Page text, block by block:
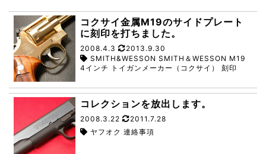
コクサイ金属M19のサイドプレート
に刻印を打ちました。
2008.4.3
2013.9.30
SMITH&WESSON SMITH＆WESSON M19
4インチ トイガンメーカー（コクサイ） 刻印
コレクションを放出します。
2008.3.22
2011.7.28
ヤフオク 連絡事項